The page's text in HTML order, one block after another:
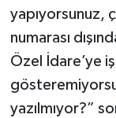
yapıyorsunuz,
numarası
Özel İdare’ye
yazılmıyor?”